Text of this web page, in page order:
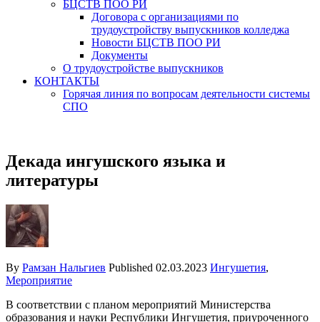
БЦСТВ ПОО РИ
Договора с организациями по
трудоустройству выпускников колледжа
Новости БЦСТВ ПОО РИ
Документы
О трудоустройстве выпускников
КОНТАКТЫ
Горячая линия по вопросам деятельности системы
СПО
Декада ингушского языка и
литературы
By Рамзан Нальгиев Published 02.03.2023 Ингушетия,
Мероприятие
В соответствии с планом мероприятий Министерства
образования и науки Республики Ингушетия, приуроченного